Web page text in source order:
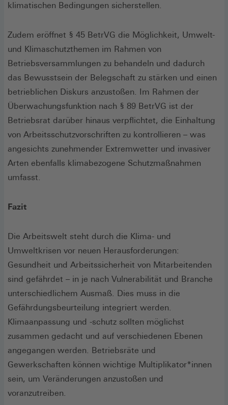
klimatischen Bedingungen sicherstellen.
Zudem eröffnet § 45 BetrVG die Möglichkeit, Umwelt-
und Klimaschutzthemen im Rahmen von
Betriebsversammlungen zu behandeln und dadurch
das Bewusstsein der Belegschaft zu stärken und einen
betrieblichen Diskurs anzustoßen. Im Rahmen der
Überwachungsfunktion nach § 89 BetrVG ist der
Betriebsrat darüber hinaus verpflichtet, die Einhaltung
von Arbeitsschutzvorschriften zu kontrollieren – was
angesichts zunehmender Extremwetter und invasiver
Arten ebenfalls klimabezogene Schutzmaßnahmen
umfasst.
Fazit
Die Arbeitswelt steht durch die Klima- und
Umweltkrisen vor neuen Herausforderungen:
Gesundheit und Arbeitssicherheit von Mitarbeitenden
sind gefährdet – in je nach Vulnerabilität und Branche
unterschiedlichem Ausmaß. Dies muss in die
Gefährdungsbeurteilung integriert werden.
Klimaanpassung und -schutz sollten möglichst
zusammen gedacht und auf verschiedenen Ebenen
angegangen werden. Betriebsräte und
Gewerkschaften können wichtige Multiplikator*innen
sein, um Veränderungen anzustoßen und
voranzutreiben.